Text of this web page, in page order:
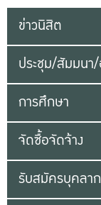
ข่าวนิสิต
ประชุม/สัมมนา
การศึกษา
จัดซื้อจัดจ้าง
รับสมัครบุคลา